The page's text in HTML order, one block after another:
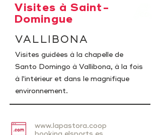
Visites à Saint-
Domingue
VALLIBONA
Visites guidées à la chapelle de
Santo Domingo à Vallibona, à la fois
à l'intérieur et dans le magnifique
environnement.
www.lapastora.coop